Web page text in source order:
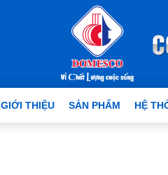
GIỚI THIỆU SẢN PHẨM HỆ